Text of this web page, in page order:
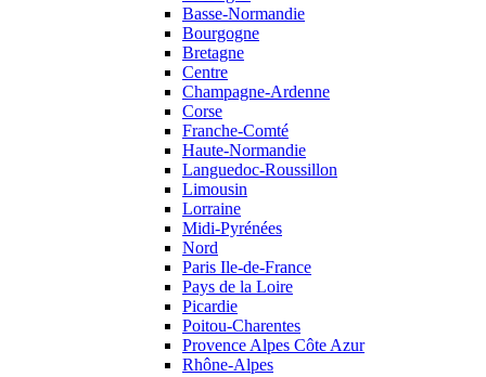
Basse-Normandie
Bourgogne
Bretagne
Centre
Champagne-Ardenne
Corse
Franche-Comté
Haute-Normandie
Languedoc-Roussillon
Limousin
Lorraine
Midi-Pyrénées
Nord
Paris Ile-de-France
Pays de la Loire
Picardie
Poitou-Charentes
Provence Alpes Côte Azur
Rhône-Alpes